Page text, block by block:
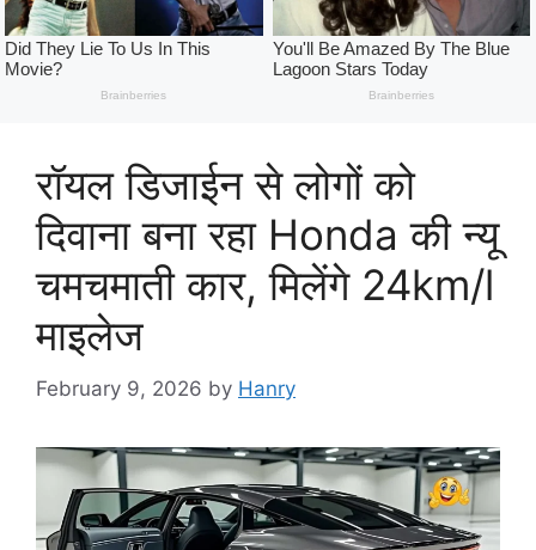
रॉयल डिजाईन से लोगों को
दिवाना बना रहा Honda की न्यू
चमचमाती कार, मिलेंगे 24km/l
माइलेज
February 9, 2026 by Hanry